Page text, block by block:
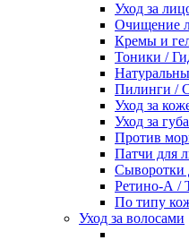
Уход за
Очищение
Кремы и
Тоники /
Пилинги /
Уход за
Уход за
Против
Патчи для
Сыворотки
Ретино-А /
По типу
Уход за волосами